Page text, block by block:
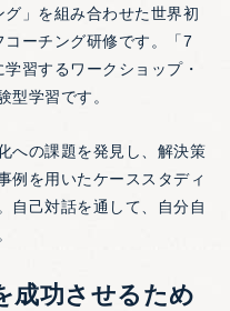
グ」を組み合わせた世界初
ーチング研修です。「7
習するワークショップ・
型学習です。
への課題を発見し、解決策
例を用いたケーススタディ
自己対話を通して、自分自
成功させるため